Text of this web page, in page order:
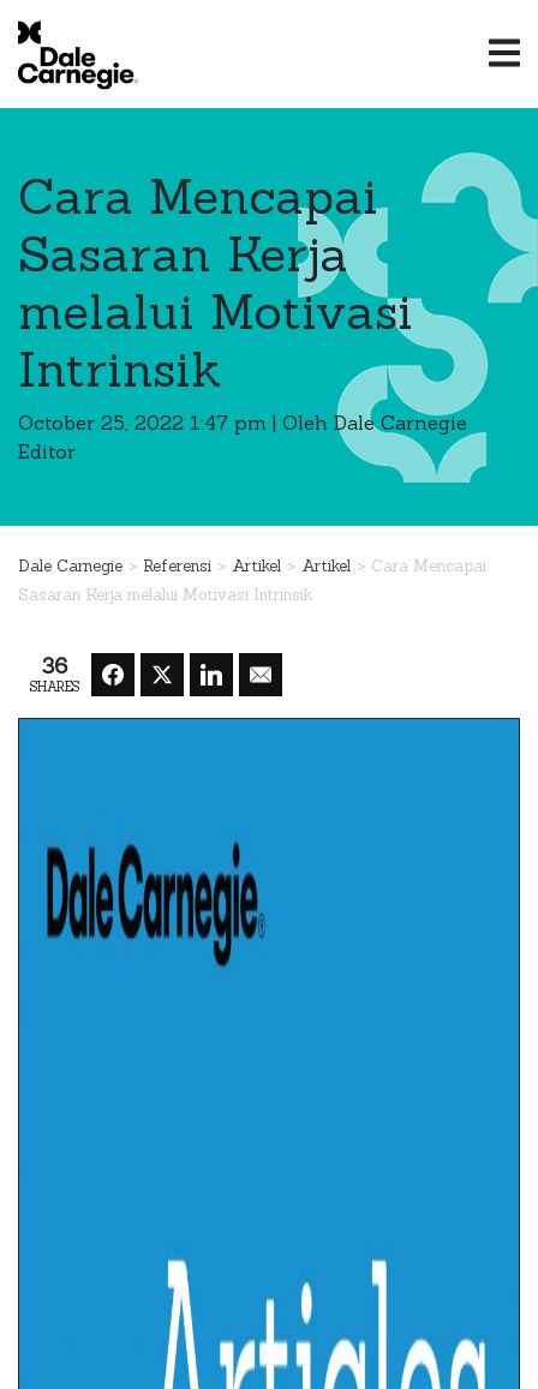
Cara Mencapai
Sasaran Kerja
melalui Motivasi
Intrinsik
October 25, 2022 1:47 pm | Oleh Dale Carnegie
Editor
Dale Carnegie > Referensi > Artikel > Artikel > Cara Mencapai
Sasaran Kerja melalui Motivasi Intrinsik
36
SHARES